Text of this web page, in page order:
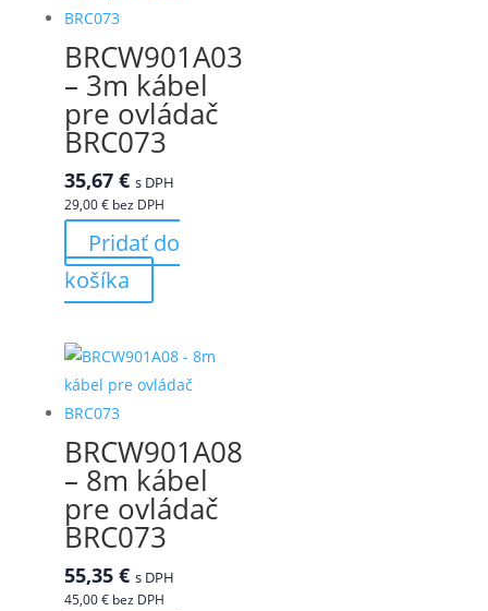
BRCW901A03
– 3m kábel
pre ovládač
BRC073
35,67 € s DPH
29,00€bez DPH
Pridať do
košíka
BRCW901A08
– 8m kábel
pre ovládač
BRC073
55,35 € s DPH
45,00€bez DPH